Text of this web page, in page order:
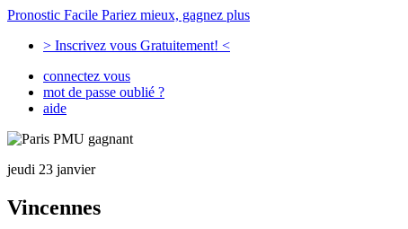
Pronostic Facile Pariez mieux, gagnez plus
> Inscrivez vous Gratuitement! <
connectez vous
mot de passe oublié ?
aide
jeudi 23 janvier
Vincennes